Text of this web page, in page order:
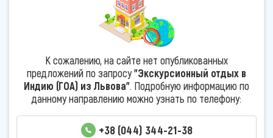
К сожалению, на сайте нет опубликованных
предложений по запросу"Экскурсионный отдых в
Индию (ГОА) из Львова". Подробную информацию по
данному направлению можно узнать по телефону:
+38 (044) 344-21-38